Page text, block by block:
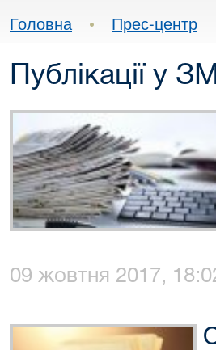
Головна • Прес-центр
Публікації у ЗМІ
09 жовтня 2017,